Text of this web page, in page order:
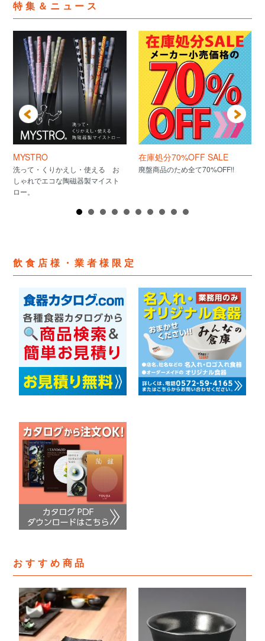
特集＆ニュース
MYSTRO
洗って・くりかえし・使える お
しゃれでエコな陶磁器製マイスト
ロー。
在庫処分70%OFF SALE
廃盤商品のため全て70%OFF!!
飲食店様・業者様限定
おすすめ商品